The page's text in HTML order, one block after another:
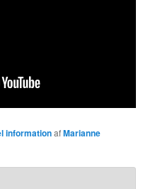
informationafMarianne